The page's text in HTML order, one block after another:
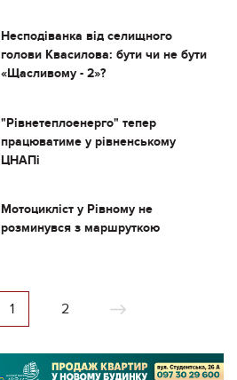
Несподіванка від селищного
голови Квасилова: бути чи не бути
«Щасливому - 2»?
"Рівнетеплоенерго" тепер
працюватиме у рівненському
ЦНАПі
Мотоцикліст у Рівному не
розминувся з маршруткою
1 2